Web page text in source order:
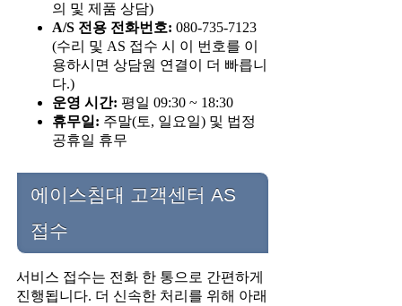
의 및 제품 상담)
A/S 전용 전화번호: 080-735-7123
(수리 및 AS 접수 시 이 번호를 이
용하시면 상담원 연결이 더 빠릅니
다.)
운영 시간: 평일 09:30 ~ 18:30
휴무일: 주말(토, 일요일) 및 법정
공휴일 휴무
에이스침대 고객센터 AS
접수
서비스 접수는 전화 한 통으로 간편하게
진행됩니다. 더 신속한 처리를 위해 아래